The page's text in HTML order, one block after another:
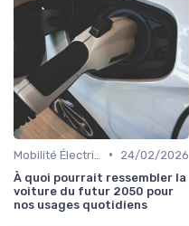
•
24/02/2026
À quoi pourrait ressembler la
voiture du futur 2050 pour
nos usages quotidiens